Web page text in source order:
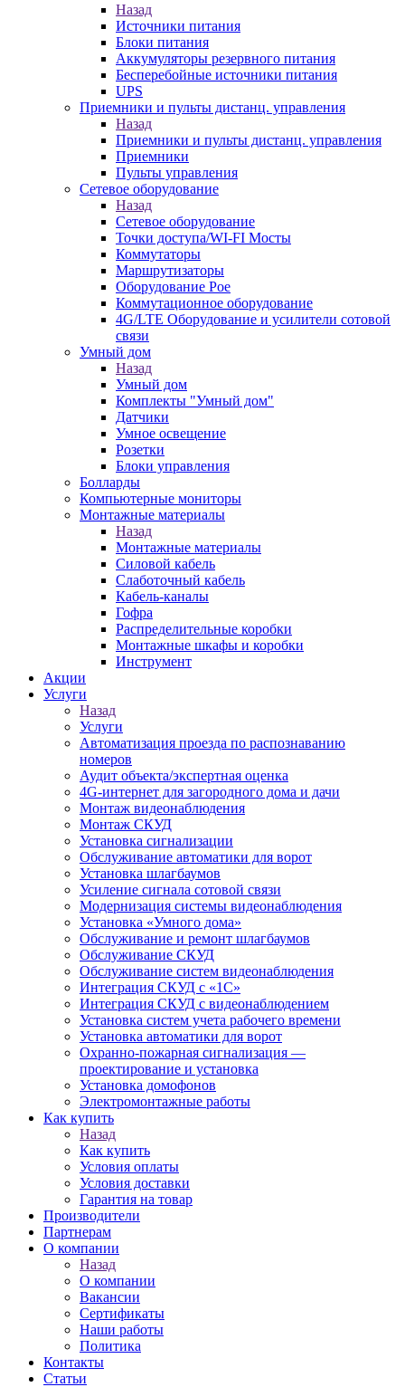
Назад
Источники питания
Блоки питания
Аккумуляторы резервного питания
Бесперебойные источники питания
UPS
Приемники и пульты дистанц. управления
Назад
Приемники и пульты дистанц. управления
Приемники
Пульты управления
Сетевое оборудование
Назад
Сетевое оборудование
Точки доступа/WI-FI Мосты
Коммутаторы
Маршрутизаторы
Оборудование Poe
Коммутационное оборудование
4G/LTE Оборудование и усилители сотовой
связи
Умный дом
Назад
Умный дом
Комплекты "Умный дом"
Датчики
Умное освещение
Розетки
Блоки управления
Болларды
Компьютерные мониторы
Монтажные материалы
Назад
Монтажные материалы
Силовой кабель
Слаботочный кабель
Кабель-каналы
Гофра
Распределительные коробки
Монтажные шкафы и коробки
Инструмент
Акции
Услуги
Назад
Услуги
Автоматизация проезда по распознаванию
номеров
Аудит объекта/экспертная оценка
4G-интернет для загородного дома и дачи
Монтаж видеонаблюдения
Монтаж СКУД
Установка сигнализации
Обслуживание автоматики для ворот
Установка шлагбаумов
Усиление сигнала сотовой связи
Модернизация системы видеонаблюдения
Установка «Умного дома»
Обслуживание и ремонт шлагбаумов
Обслуживание СКУД
Обслуживание систем видеонаблюдения
Интеграция СКУД с «1С»
Интеграция СКУД с видеонаблюдением
Установка систем учета рабочего времени
Установка автоматики для ворот
Охранно-пожарная сигнализация —
проектирование и установка
Установка домофонов
Электромонтажные работы
Как купить
Назад
Как купить
Условия оплаты
Условия доставки
Гарантия на товар
Производители
Партнерам
О компании
Назад
О компании
Вакансии
Сертификаты
Наши работы
Политика
Контакты
Статьи